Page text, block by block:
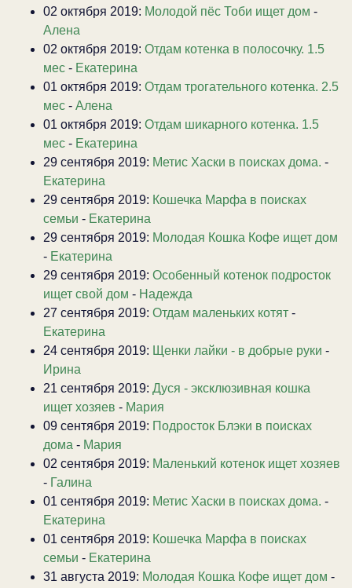
02 октября 2019: Молодой пёс Тоби ищет дом -
Алена
02 октября 2019: Отдам котенка в полосочку. 1.5
мес - Екатерина
01 октября 2019: Отдам трогательного котенка. 2.5
мес - Алена
01 октября 2019: Отдам шикарного котенка. 1.5
мес - Екатерина
29 сентября 2019: Метис Хаски в поисках дома. -
Екатерина
29 сентября 2019: Кошечка Марфа в поисках
семьи - Екатерина
29 сентября 2019: Молодая Кошка Кофе ищет дом
- Екатерина
29 сентября 2019: Особенный котенок подросток
ищет свой дом - Надежда
27 сентября 2019: Отдам маленьких котят -
Екатерина
24 сентября 2019: Щенки лайки - в добрые руки -
Ирина
21 сентября 2019: Дуся - эксклюзивная кошка
ищет хозяев - Мария
09 сентября 2019: Подросток Блэки в поисках
дома - Мария
02 сентября 2019: Маленький котенок ищет хозяев
- Галина
01 сентября 2019: Метис Хаски в поисках дома. -
Екатерина
01 сентября 2019: Кошечка Марфа в поисках
семьи - Екатерина
31 августа 2019: Молодая Кошка Кофе ищет дом -